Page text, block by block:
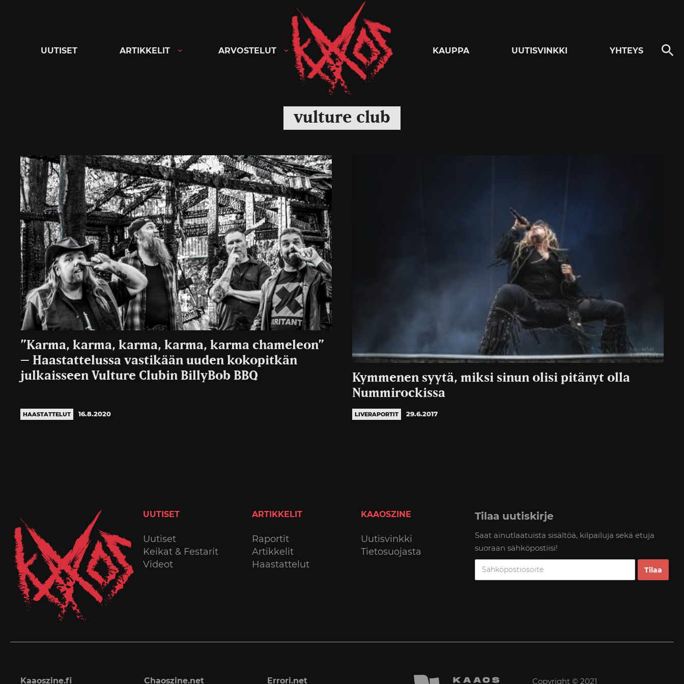
Kaaoszine
UUTISET ARTIKKELIT ARVOSTELUT KAUPPA UUTISVINKKI YHTEYS
vulture club
”Karma, karma, karma, karma, karma chameleon”
– Haastattelussa vastikään uuden kokopitkän
julkaisseen Vulture Clubin BillyBob BBQ
HAASTATTELUT 16.8.2020
Kymmenen syytä, miksi sinun olisi pitänyt olla
Nummirockissa
LIVERAPORTIT 29.6.2017
UUTISET
Uutiset
Keikat & Festarit
Videot
ARTIKKELIT
Raportit
Artikkelit
Haastattelut
KAAOSZINE
Uutisvinkki
Tietosuojasta
Tilaa uutiskirje
Saat ainutlaatuista sisältöä, kilpailuja sekä etuja
suoraan sähköpostiisi!
Kaaoszine.fi Chaoszine.net Errori.net Copyright © 2021